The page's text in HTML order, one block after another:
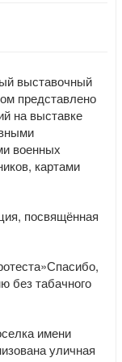
выставочный
представлено
на выставке
военных
картами
посвящённая
без табачного
имени
уличная